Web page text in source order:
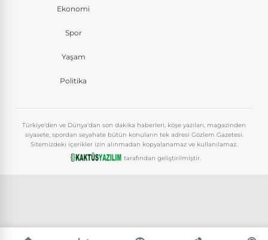
Ekonomi
Spor
Yaşam
Politika
Türkiye'den ve Dünya'dan son dakika haberleri, köşe yazıları, magazinden
siyasete, spordan seyahate bütün konuların tek adresi Gözlem Gazetesi.
Sitemizdeki içerikler izin alınmadan kopyalanamaz ve kullanılamaz.
tarafından geliştirilmiştir.